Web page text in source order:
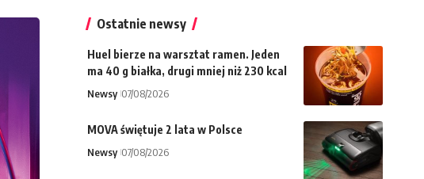
Ostatnie newsy
Huel bierze na warsztat ramen. Jeden
ma 40 g białka, drugi mniej niż 230 kcal
Newsy 07/08/2026
MOVA świętuje 2 lata w Polsce
Newsy 07/08/2026